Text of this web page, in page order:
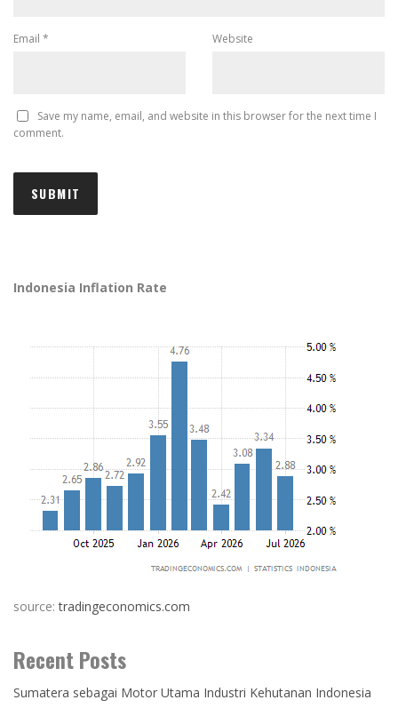
Email * Website
Save my name, email, and website in this browser for the next time I
comment.
Indonesia Inflation Rate
source:tradingeconomics.com
Recent Posts
Sumatera sebagai Motor Utama Industri Kehutanan Indonesia